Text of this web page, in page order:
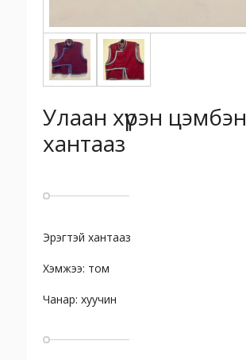
Улаан хүрэн цэмбэн
хантааз
Эрэгтэй хантааз
Хэмжээ: том
Чанар: хуучин